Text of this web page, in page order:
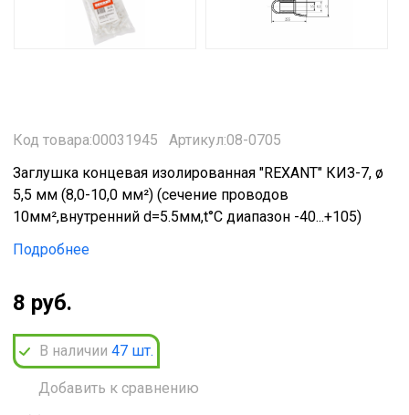
Код товара:00031945
Артикул:08-0705
Заглушка концевая изолированная "REXANT" КИЗ-7, ø
5,5 мм (8,0-10,0 мм²) (сечение проводов
10мм²,внутренний d=5.5мм,t°С диапазон -40...+105)
Подробнее
8 руб.
В наличии 47 шт.
Добавить к сравнению